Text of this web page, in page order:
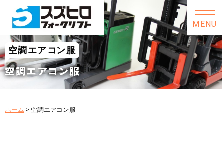
MENU
空調エアコン服
空調エアコン服
ホーム > 空調エアコン服